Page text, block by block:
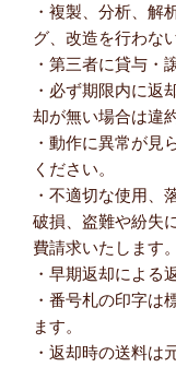
・複製、分析、解
グ、改造を行わな
・第三者に貸与・
・必ず期限内に返
却が無い場合は違
・動作に異常が見
ください。
・不適切な使用、
破損、盗難や紛失
費請求いたします。
・早期返却による
・番号札の印字は
ます。
・返却時の送料は